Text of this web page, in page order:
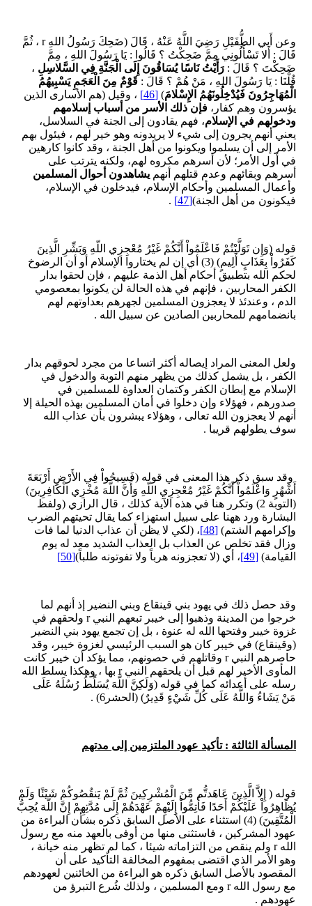
وعن أَبي الطُّفَيْلِ رَضِيَ اللَّهُ عَنْهُ ، قَالَ (ضَحِكَ رَسُولُ اللهِ r ، ثُمَّ
قَالَ : أَلا تَسْأَلُونِي مِمَّ ضَحِكْتُ ؟ قَالُوا : يَا رَسُولَ اللهِ ، مِمَّ
ضَحِكْتَ ؟ قَالَ : رَأَيْتُ نَاسًا يُسَاقُونَ إِلَى الْجَنَّةِ فِي السَّلاسِلِ ،
قُلْنَا : يَا رَسُولَ اللهِ ، مَنْ هُمْ ؟ قَالَ : قَوْمٌ مِنَ الْعَجَمِ يَسْبِيهُمُ
الْمُهَاجِرُونَ فَيُدْخِلُونَهُمُ الإِسْلامَ)
[46]
، وقيل (هم الأسارى الذين
يؤسرون وهم كفار، فإن ذلك الأسر من أسباب إسلامهم
ودخولهم في الإسلام، فهم يقادون إلى الجنة في السلاسل،
يعني أنهم يجرون إلى شيء لا يريدونه وهو خير لهم ، فيئول بهم
الأمر إلى أن يسلموا ويكونوا من أهل الجنة ، وقد كانوا كارهين
في أول الأمر؛ لأن أسرهم مكروه لهم، ولكنه يترتب على
أسرهم وبقائهم وعدم قتلهم أنهم يشاهدون أحوال المسلمين
وأعمال المسلمين وأحكام الإسلام، فيدخلون في الإسلام،
فيكونون من أهل الجنة)[47]
.
قوله (وَإِن تَوَلَّيْتُمْ فَاعْلَمُواْ أَنَّكُمْ غَيْرُ مُعْجِزِي اللّهِ وَبَشِّرِ الَّذِينَ
كَفَرُواْ بِعَذَابٍ أَلِيمٍ) (3) أي إن لم يختاروا الإسلام أو أن الرضوخ
لحكم الله بتطبيق أحكام أهل الذمة عليهم ، فإن لحقوا بدار
الكفر المحاربين ، فإنهم في هذه الحالة لن يكونوا بمعصومي
الدم ، وعندئذ لا يعجزون المسلمين لجهرهم بعداوتهم لهم
بانضمامهم للمحاربين الصادين عن سبيل الله .
ولعل المعنى المراد إيصاله أكثر اتساعا من مجرد لحوقهم بدار
الكفر ، بل يشمل كذلك من يظهر منهم التوبة والدخول في
الإسلام مع إبطان الكفر وكتمان العداوة للمسلمين في
صدورهم ، فهؤلاء وإن دخلوا في أمان المسلمين بهذه الحيلة إلا
أنهم لا يعجزون الله تعالى ، وهؤلاء يبشرون بأن عذاب الله
سوف يطولهم قريبا .
وقد سبق ذكر هذا المعنى في قوله (فَسِيحُواْ فِي الأَرْضِ أَرْبَعَةَ
أَشْهُرٍ وَاعْلَمُواْ أَنَّكُمْ غَيْرُ مُعْجِزِي اللّهِ وَأَنَّ اللّهَ مُخْزِي الْكَافِرِينَ)
(التوبة 2) وتكرر هنا في هذه الآية كذلك ، قال الرازي (ولفظ
البشارة ورد ههنا على سبيل استهزاء كما يقال تحيتهم الضرب
وإكرامهم الشتم) [48]
، (لكي لا يظن أن عذاب الدنيا لما فات
وزال فقد تخلص عن العذاب بل العذاب الشديد معد له يوم
القيامة) [49] ، أي (لا تعجزونه هرباً ولا تفوتونه طلباً)[50]
وقد حصل ذلك في يهود بني قينقاع وبني النضير إذ أنهم لما
خرجوا من المدينة وذهبوا إلى خيبر تبعهم النبي r ولحقهم في
غزوة خيبر وفتحها الله له عنوة ، بل إن تجمع يهود بني النضير
(وقينقاع) في خيبر كان هو السبب الرئيسي لغزوة خيبر، وقد
حاصرهم النبي r وقاتلهم في حصونهم، مما يؤكد أن خيبر كانت
المأوى الأخير لهم قبل أن يلحقهم النبي r بها ، وهكذا يسلط الله
رسله على أعدائه كما في قوله (وَلَكِنَّ اللَّهَ يُسَلِّطُ رُسُلَهُ عَلَى
مَنْ يَشَاءُ وَاللَّهُ عَلَى كُلِّ شَيْءٍ قَدِيرٌ) (الحشر6) .
المسألة الثالثة : تأكيد عهود الملتزمين إلى مدتهم
قوله ( إِلاَّ الَّذِينَ عَاهَدتُّم مِّنَ الْمُشْرِكِينَ ثُمَّ لَمْ يَنقُصُوكُمْ شَيْئًا وَلَمْ
يُظَاهِرُواْ عَلَيْكُمْ أَحَدًا فَأَتِمُّواْ إِلَيْهِمْ عَهْدَهُمْ إِلَى مُدَّتِهِمْ إِنَّ اللّهَ يُحِبُّ
الْمُتَّقِينَ) (4) استثناء على الأصل السابق ذكره بشأن البراءة من
عهود المشركين ، فاستثنى منها من أوفى بالعهد منه مع رسول
الله r ولم ينقص من التزاماته شيئا ، كما لم تظهر منه خيانة ،
وهو الأمر الذي اقتضى بمفهوم المخالفة التأكيد على أن
المقصود بالأصل السابق ذكره هو البراءة من الخائنين لعهودهم
مع رسول الله r ومع المسلمين ، ولذلك شُرع التبرؤ من
عهودهم .